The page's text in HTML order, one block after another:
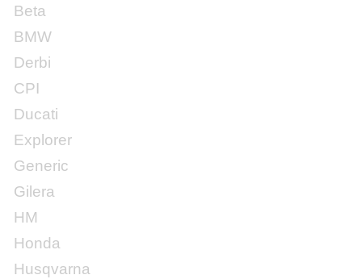
Beta
BMW
Derbi
CPI
Ducati
Explorer
Generic
Gilera
HM
Honda
Husqvarna